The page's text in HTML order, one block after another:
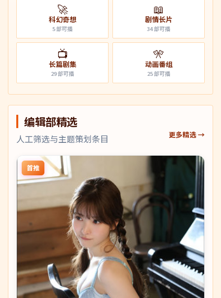
🚀
科幻奇想
5部可播
📖
剧情长片
34部可播
📺
长篇剧集
29部可播
🎌
动画番组
25部可播
编辑部精选
人工筛选与主题策划条目 更多精选 →
首推